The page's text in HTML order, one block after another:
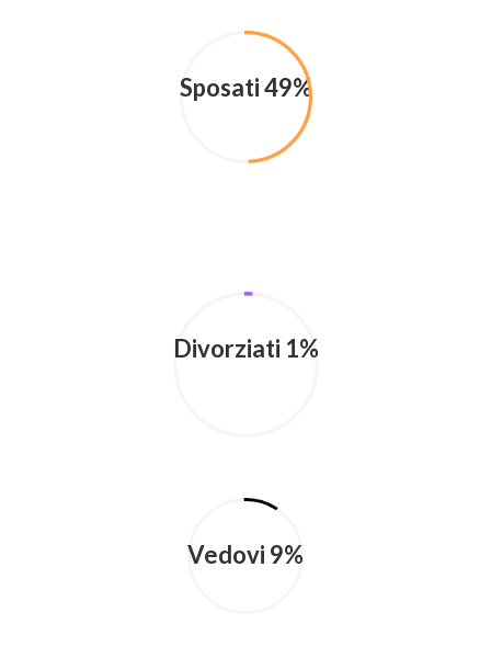
Sposati 49%
Divorziati 1%
Vedovi 9%